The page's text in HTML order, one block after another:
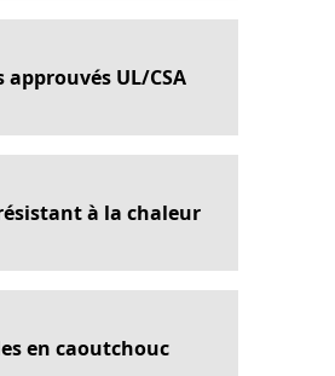
approuvés UL/CSA
à la chaleur
en caoutchouc